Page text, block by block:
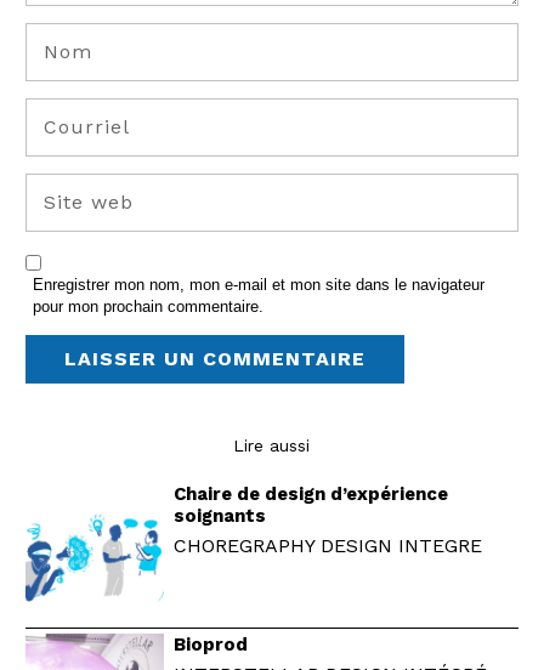
Enregistrer mon nom, mon e-mail et mon site dans le navigateur
pour mon prochain commentaire.
Lire aussi
Chaire de design d’expérience
soignants
CHOREGRAPHY DESIGN INTEGRE
Bioprod